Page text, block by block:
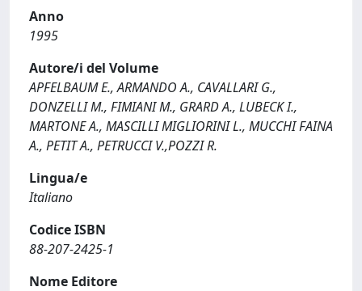
Anno
1995
Autore/i del Volume
APFELBAUM E., ARMANDO A., CAVALLARI G.,
DONZELLI M., FIMIANI M., GRARD A., LUBECK I.,
MARTONE A., MASCILLI MIGLIORINI L., MUCCHI FAINA
A., PETIT A., PETRUCCI V.,POZZI R.
Lingua/e
Italiano
Codice ISBN
88-207-2425-1
Nome Editore